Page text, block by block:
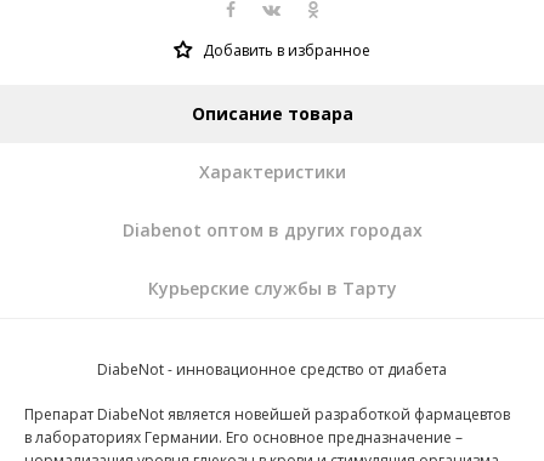
Добавить в избранное
Описание товара
Характеристики
Diabenot оптом в других городах
Курьерские службы в Тарту
DiabeNot - инновационное средство от диабета
Препарат DiabeNot является новейшей разработкой фармацевтов
в лабораториях Германии. Его основное предназначение –